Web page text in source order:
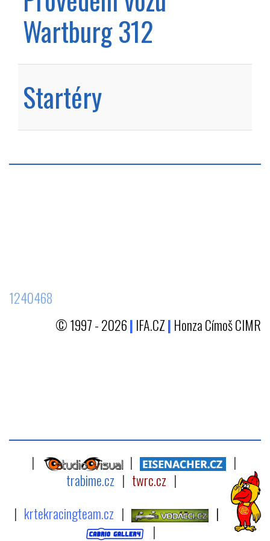
Wartburg 312
Startéry
1240468
© 1997 - 2026| IFA.CZ| Honza Címoš CIMR
| |
|
trabime.cz | twrc.cz |
| krtekracingteam.cz |
|
|